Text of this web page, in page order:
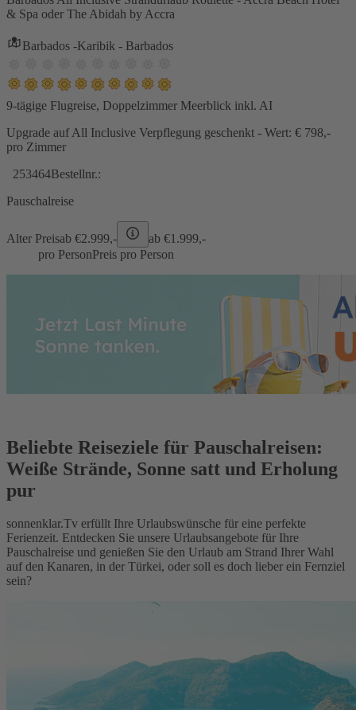
& Spa oder The Abidah by Accra
Barbados -Karibik - Barbados
9-tägige Flugreise, Doppelzimmer Meerblick inkl. AI
Upgrade auf All Inclusive Verpflegung geschenkt - Wert: € 798,-
pro Zimmer
253464Bestellnr.:
Pauschalreise
Alter Preisab €2.999,- ab €1.999,-
pro PersonPreis pro Person
Beliebte Reiseziele für Pauschalreisen:
Weiße Strände, Sonne satt und Erholung
pur
sonnenklar.Tv erfüllt Ihre Urlaubswünsche für eine perfekte
Ferienzeit. Entdecken Sie unsere Urlaubsangebote für Ihre
Pauschalreise und genießen Sie den Urlaub am Strand Ihrer Wahl
auf den Kanaren, in der Türkei, oder soll es doch lieber ein Fernziel
sein?